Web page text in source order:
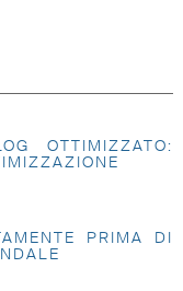
OTTIMIZZATO:
PRIMA DI